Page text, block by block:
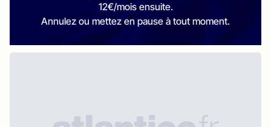
12€/mois ensuite.
Annulez ou mettez en pause à tout moment.